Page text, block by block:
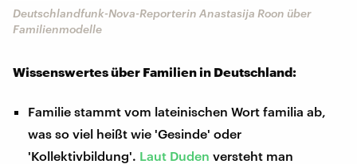
Deutschlandfunk-Nova-Reporterin Anastasija Roon über
Familienmodelle
Wissenswertes über Familien in Deutschland:
Familie stammt vom lateinischen Wort familia ab,
was so viel heißt wie 'Gesinde' oder
'Kollektivbildung'. Laut Duden versteht man